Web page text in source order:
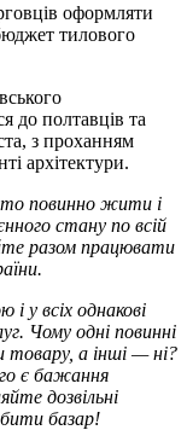
оформляти
тилового
до полтавців та
з проханням
архітектури.
повинно жити і
стану по всій
разом працювати
у всіх однакові
Чому одні повинні
товару, а інші — ні?
є бажання
дозвільні
базар!